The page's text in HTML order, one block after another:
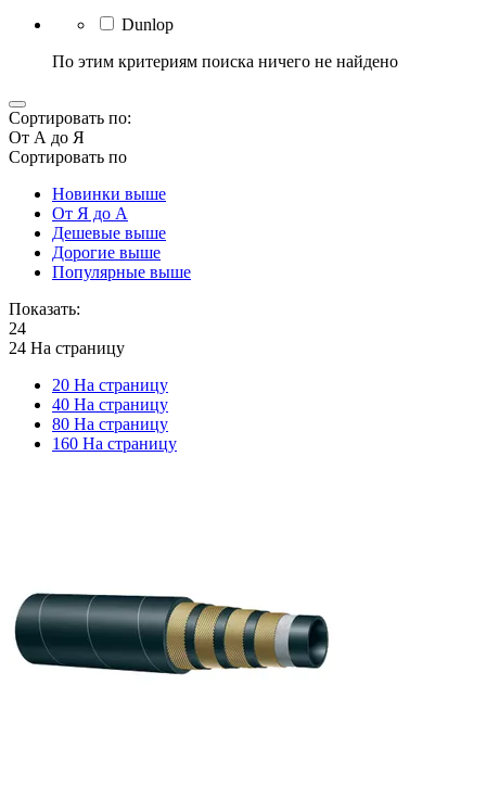
Dunlop
По этим критериям поиска ничего не найдено
Сортировать по:
От А до Я
Сортировать по
Новинки выше
От Я до А
Дешевые выше
Дорогие выше
Популярные выше
Показать:
24
24 На страницу
20 На страницу
40 На страницу
80 На страницу
160 На страницу